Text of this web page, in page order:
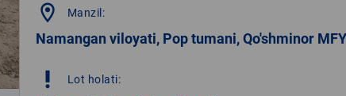
location_on Manzil:
Namangan viloyati, Pop tumani, Qo'shminor MFY
priority_high Lot holati: